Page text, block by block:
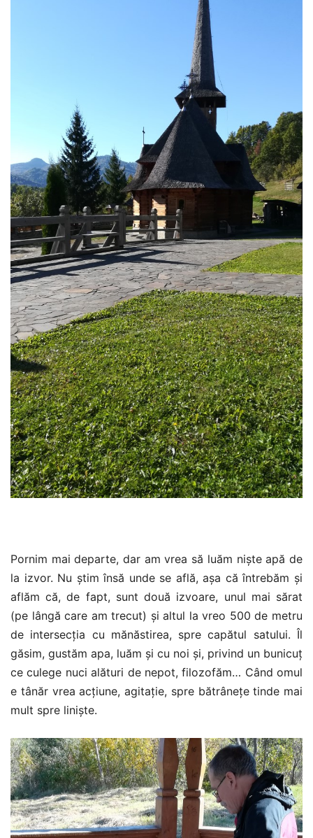
Pornim mai departe, dar am vrea să luăm niște apă de
la izvor. Nu știm însă unde se află, așa că întrebăm și
aflăm că, de fapt, sunt două izvoare, unul mai sărat
(pe lângă care am trecut) și altul la vreo 500 de metru
de intersecția cu mănăstirea, spre capătul satului. Îl
găsim, gustăm apa, luăm și cu noi și, privind un bunicuț
ce culege nuci alături de nepot, filozofăm… Când omul
e tânăr vrea acțiune, agitație, spre bătrânețe tinde mai
mult spre liniște.